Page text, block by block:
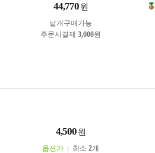
44,770 원
낱개구매가능
주문시결제 3,000원
4,500 원
옵션가 최소 2개